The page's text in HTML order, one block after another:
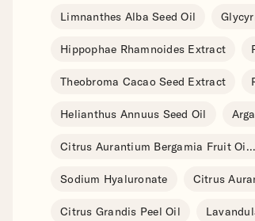
Limnanthes Alba Seed Oil
Hippophae Rhamnoides Extract
Theobroma Cacao Seed Extract
Helianthus Annuus Seed Oil
Citrus Aurantium Bergamia Fruit Oi...
Sodium Hyaluronate Citrus
Citrus Grandis Peel Oil